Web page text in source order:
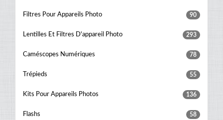
Filtres Pour Appareils Photo 90
Lentilles Et Filtres D'appareil Photo 293
Caméscopes Numériques 78
Trépieds 55
Kits Pour Appareils Photos 136
Flashs 58